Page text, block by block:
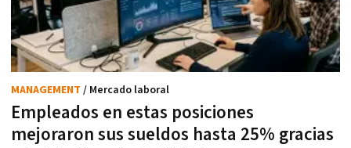
Empleados en estas posiciones
mejoraron sus sueldos hasta 25% gracias
MANAGEMENT / Mercado laboral